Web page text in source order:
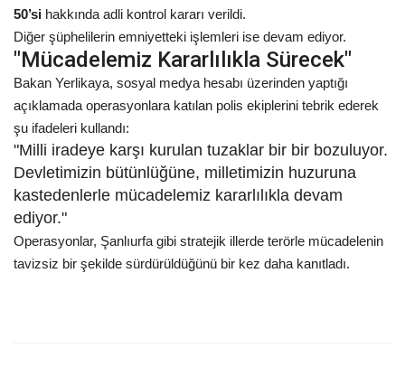
50’si hakkında adli kontrol kararı verildi.
Diğer şüphelilerin emniyetteki işlemleri ise devam ediyor.
"Mücadelemiz Kararlılıkla Sürecek"
Bakan Yerlikaya, sosyal medya hesabı üzerinden yaptığı
açıklamada operasyonlara katılan polis ekiplerini tebrik ederek
şu ifadeleri kullandı:
"Milli iradeye karşı kurulan tuzaklar bir bir bozuluyor.
Devletimizin bütünlüğüne, milletimizin huzuruna
kastedenlerle mücadelemiz kararlılıkla devam
ediyor."
Operasyonlar, Şanlıurfa gibi stratejik illerde terörle mücadelenin
tavizsiz bir şekilde sürdürüldüğünü bir kez daha kanıtladı.